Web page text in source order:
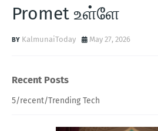
Promet உள்ளே
KalmunaiToday May 27, 2026
Recent Posts
5/recent/Trending Tech